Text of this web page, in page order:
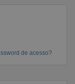
de acesso?